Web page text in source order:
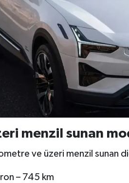
menzil sunan
ve üzeri menzil sunan
– 745 km